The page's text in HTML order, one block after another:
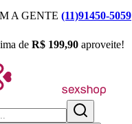
A GENTE (11)91450-5059
de R$ 199,90 aproveite!